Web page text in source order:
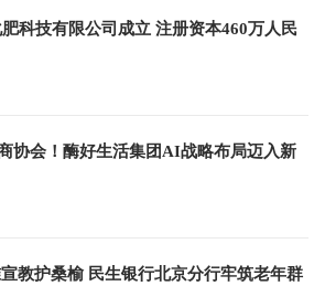
科技有限公司成立 注册资本460万人民
协会！酶好生活集团AI战略布局迈入新
教护桑榆 民生银行北京分行牢筑老年群